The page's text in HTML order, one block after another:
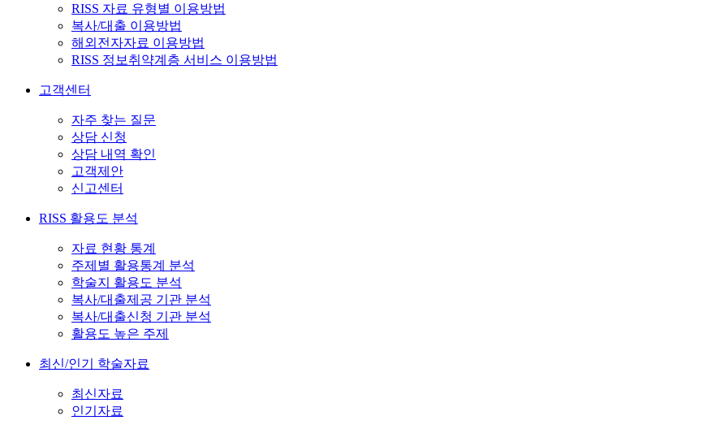
RISS 자료 유형별 이용방법
복사/대출 이용방법
해외전자자료 이용방법
RISS 정보취약계층 서비스 이용방법
고객센터
자주 찾는 질문
상담 신청
상담 내역 확인
고객제안
신고센터
RISS 활용도 분석
자료 현황 통계
주제별 활용통계 분석
학술지 활용도 분석
복사/대출제공 기관 분석
복사/대출신청 기관 분석
활용도 높은 주제
최신/인기 학술자료
최신자료
인기자료